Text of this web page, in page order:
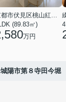
京都市伏見区桃山紅雪町
(89.83㎡)
万円
陽市第８寺田今堀